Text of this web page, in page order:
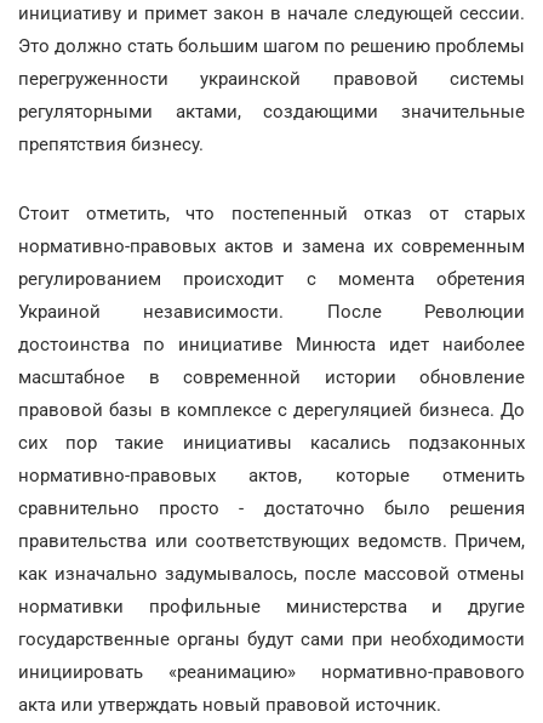
инициативу и примет закон в начале следующей сессии.
Это должно стать большим шагом по решению проблемы
перегруженности украинской правовой системы
регуляторными актами, создающими значительные
препятствия бизнесу.
Стоит отметить, что постепенный отказ от старых
нормативно-правовых актов и замена их современным
регулированием происходит с момента обретения
Украиной независимости. После Революции
достоинства по инициативе Минюста идет наиболее
масштабное в современной истории обновление
правовой базы в комплексе с дерегуляцией бизнеса. До
сих пор такие инициативы касались подзаконных
нормативно-правовых актов, которые отменить
сравнительно просто - достаточно было решения
правительства или соответствующих ведомств. Причем,
как изначально задумывалось, после массовой отмены
нормативки профильные министерства и другие
государственные органы будут сами при необходимости
инициировать «реанимацию» нормативно-правового
акта или утверждать новый правовой источник.